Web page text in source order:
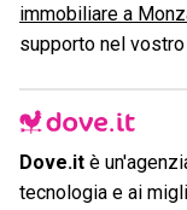
immobiliare a
supporto nel vostro
Dove.it è
tecnologia e ai